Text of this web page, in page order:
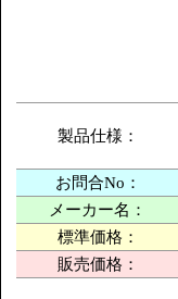
製品仕様：
お問合No：
メーカー名：
標準価格：
販売価格：